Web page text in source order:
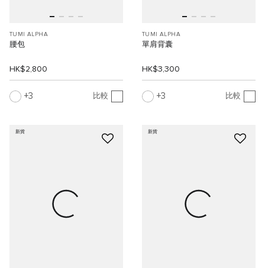
TUMI ALPHA
腰包
HK$2,800
3 比較
TUMI ALPHA
單肩背囊
HK$3,300
3 比較
新貨 新貨